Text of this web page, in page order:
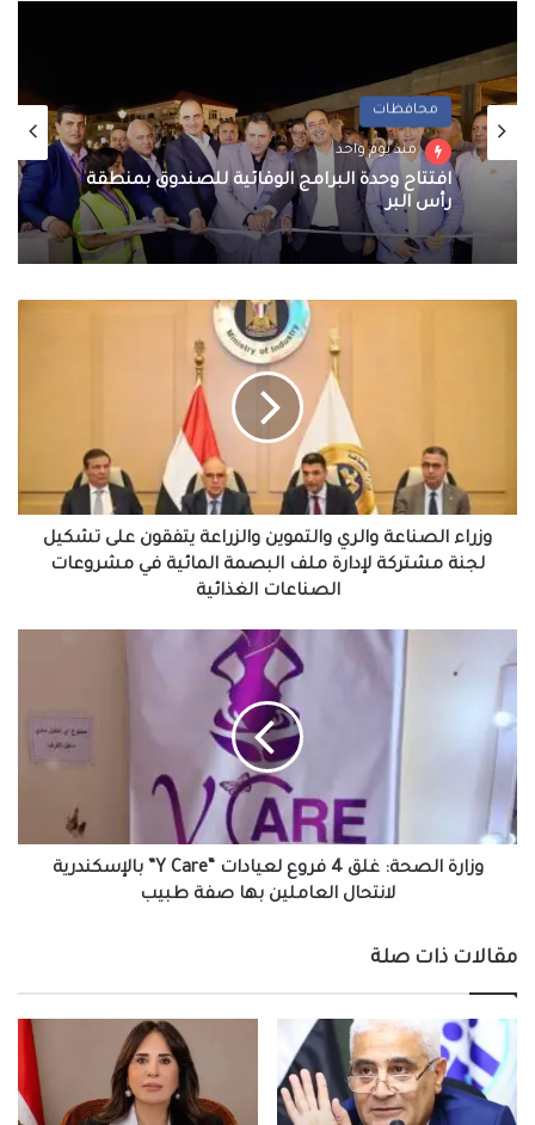
محافظات
منذ يوم واحد
افتتاح وحدة البرامج الوقائية للصندوق بمنطقة
رأس البر
معرض الصور
منذ يوم واحد
احتفالات جماهير طرابزون سبور بصفقة القرن
لجنة
مشتركة
في
الصناعات
وزراء الصناعة والري والتموين والزراعة يتفقون على تشكيل
لجنة مشتركة لإدارة ملف البصمة المائية في مشروعات
الصناعات الغذائية
الصحة:
4
بالإسكندرية
لانتحال
طبيب
وزارة الصحة: غلق 4 فروع لعيادات “Y Care” بالإسكندرية
لانتحال العاملين بها صفة طبيب
مقالات ذات صلة